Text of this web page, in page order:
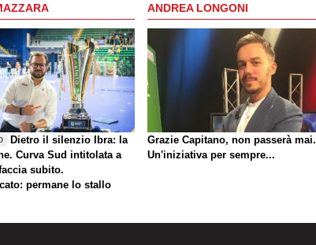
Dietro il silenzio Ibra: la
Curva Sud intitolata a
subito.
permane lo stallo
ANDREA LONGONI
Grazie Capitano, non passerà mai.
Un'iniziativa per sempre...